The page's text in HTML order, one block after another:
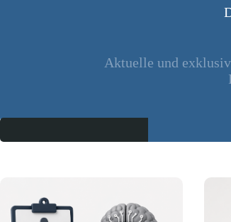
Aktuelle und